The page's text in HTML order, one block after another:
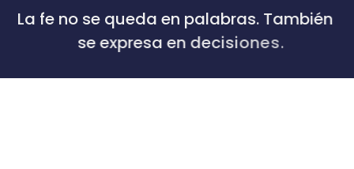
La fe no se queda en palabras. También
seexpresa en decisiones.